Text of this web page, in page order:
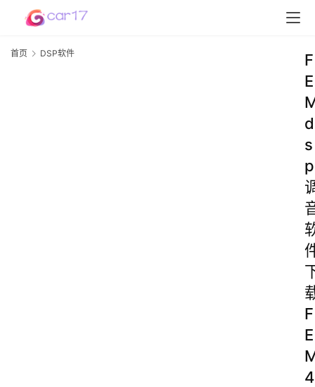
首页 DSP软件
F
E
d
s
p
F
E
4